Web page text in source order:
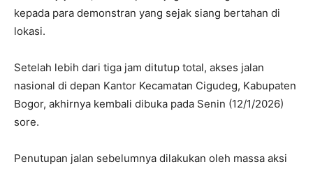
kepada para demonstran yang sejak siang bertahan di
lokasi.
Setelah lebih dari tiga jam ditutup total, akses jalan
nasional di depan Kantor Kecamatan Cigudeg, Kabupaten
Bogor, akhirnya kembali dibuka pada Senin (12/1/2026)
sore.
Penutupan jalan sebelumnya dilakukan oleh massa aksi